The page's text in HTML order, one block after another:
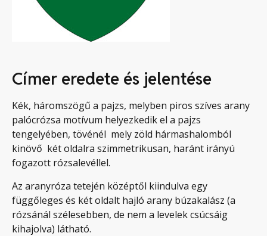
Címer eredete és jelentése
Kék, háromszögű a pajzs, melyben piros szíves arany
palócrózsa motívum helyezkedik el a pajzs
tengelyében, tövénél  mely zöld hármashalomból
kinövő  két oldalra szimmetrikusan, haránt irányú
fogazott rózsalevéllel.
Az aranyróza tetején középtől kiindulva egy
függőleges és két oldalt hajló arany búzakalász (a
rózsánál szélesebben, de nem a levelek csúcsáig
kihajolva) látható.